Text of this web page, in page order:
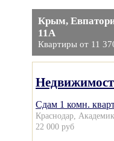
Крым,
11А
Квартиры от 11
Сдам 1 комн.
Краснодар,
22 000 руб